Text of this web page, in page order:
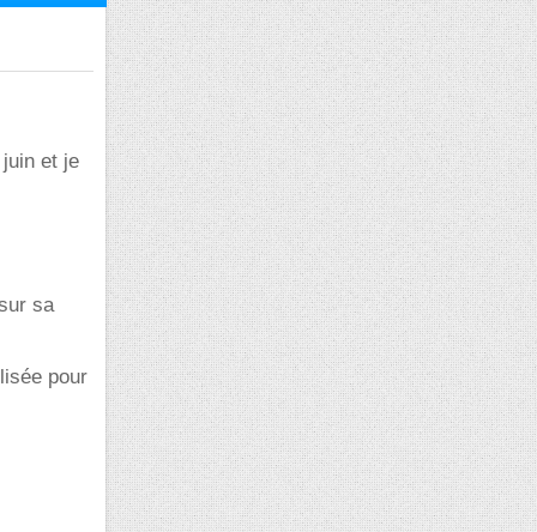
et je
sa
pour